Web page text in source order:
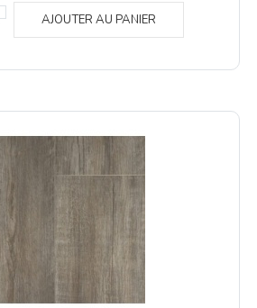
AJOUTER AU PANIER